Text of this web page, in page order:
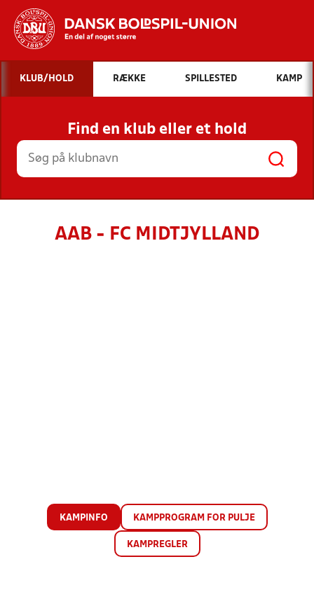
Hvad vil du søge efter?
INDHOLD OG NYHEDER
STILLINGER, RESULTATER, KLUBBER OG
HOLD
KLUB/HOLD RÆKKE SPILLESTED KAMP
Find en klub eller et hold
AAB - FC MIDTJYLLAND
KAMPINFO KAMPPROGRAM FOR PULJE
KAMPREGLER